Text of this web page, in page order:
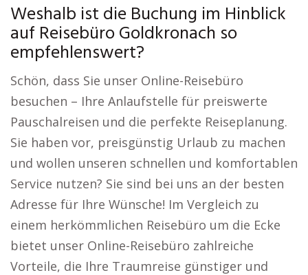
Weshalb ist die Buchung im Hinblick
auf Reisebüro Goldkronach so
empfehlenswert?
Schön, dass Sie unser Online-Reisebüro
besuchen – Ihre Anlaufstelle für preiswerte
Pauschalreisen und die perfekte Reiseplanung.
Sie haben vor, preisgünstig Urlaub zu machen
und wollen unseren schnellen und komfortablen
Service nutzen? Sie sind bei uns an der besten
Adresse für Ihre Wünsche! Im Vergleich zu
einem herkömmlichen Reisebüro um die Ecke
bietet unser Online-Reisebüro zahlreiche
Vorteile, die Ihre Traumreise günstiger und